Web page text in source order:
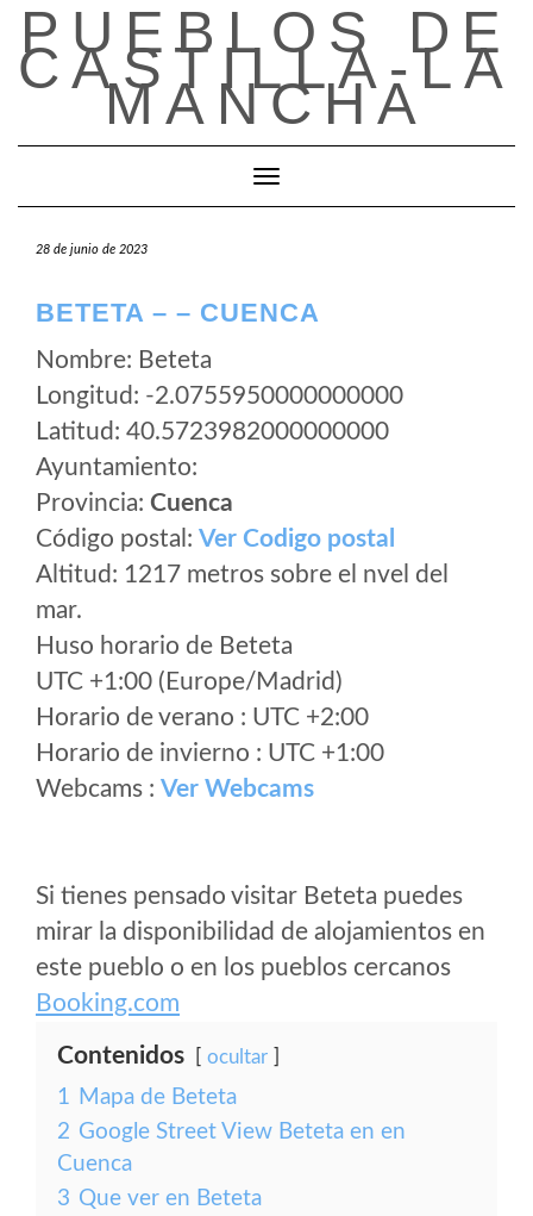
Saltar
contenido
PUEBLOS DE
CASTILLA-LA
MANCHA
Cambiar modo de navegación
28 de junio de 2023
BETETA – – CUENCA
Nombre: Beteta
Longitud: -2.0755950000000000
Latitud: 40.5723982000000000
Ayuntamiento:
Provincia: Cuenca
Código postal: Ver Codigo postal
Altitud: 1217 metros sobre el nvel del
mar.
Huso horario de Beteta
UTC +1:00 (Europe/Madrid)
Horario de verano : UTC +2:00
Horario de invierno : UTC +1:00
Webcams : Ver Webcams
Si tienes pensado visitar Beteta puedes
mirar la disponibilidad de alojamientos en
este pueblo o en los pueblos cercanos
Booking.com
Contenidos ocultar
1 Mapa de Beteta
2 Google Street View Beteta en en
Cuenca
3 Que ver en Beteta